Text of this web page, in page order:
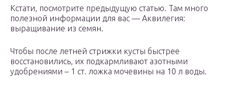
Кстати, посмотрите предыдущую статью. Там много
полезной информации для вас — Аквилегия:
выращивание из семян.
Чтобы после летней стрижки кусты быстрее
восстановились, их подкармливают азотными
удобрениями – 1 ст. ложка мочевины на 10 л воды.